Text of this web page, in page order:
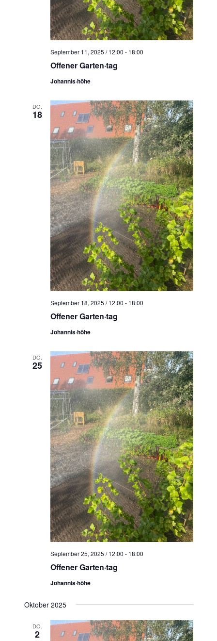
Offener Garten·tag
September 11, 2025 / 12:00 - 18:00
Johannis·höhe
DO.
18
Offener Garten·tag
September 18, 2025 / 12:00 - 18:00
Johannis·höhe
DO.
25
Offener Garten·tag
September 25, 2025 / 12:00 - 18:00
Johannis·höhe
Oktober 2025
DO.
2